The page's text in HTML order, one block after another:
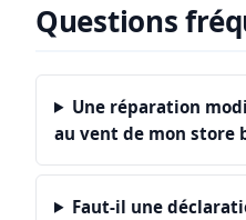
Questions
Une réparation
au vent de mon store
Faut-il une